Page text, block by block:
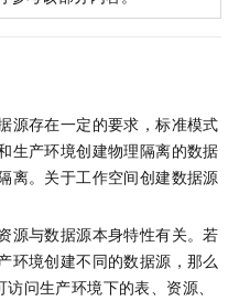
源存在一定的要求，标准模式
生产环境创建物理隔离的数据
离。关于工作空间创建数据源
源与数据源本身特性有关。若
环境创建不同的数据源，那么
问生产环境下的表、资源、